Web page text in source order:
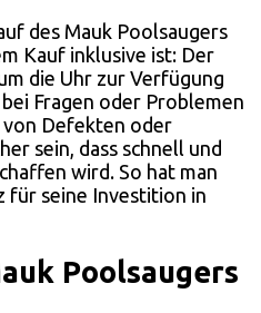
des Mauk Poolsaugers
Kauf inklusive ist: Der
die Uhr zur Verfügung
Fragen oder Problemen
von Defekten oder
sein, dass schnell und
wird. So hat man
für seine Investition in
Poolsaugers